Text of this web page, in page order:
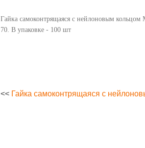
Гайка самоконтрящаяся с нейлоновым
70. В упаковке - 100 шт
<< Гайка самоконтрящаяся с